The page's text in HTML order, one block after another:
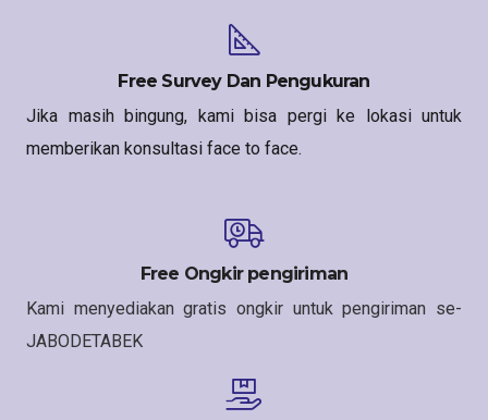
Free Survey Dan Pengukuran
Jika masih bingung, kami bisa pergi ke lokasi untuk
memberikan konsultasi face to face.
Free Ongkir pengiriman
Kami menyediakan gratis ongkir untuk pengiriman se-
JABODETABEK